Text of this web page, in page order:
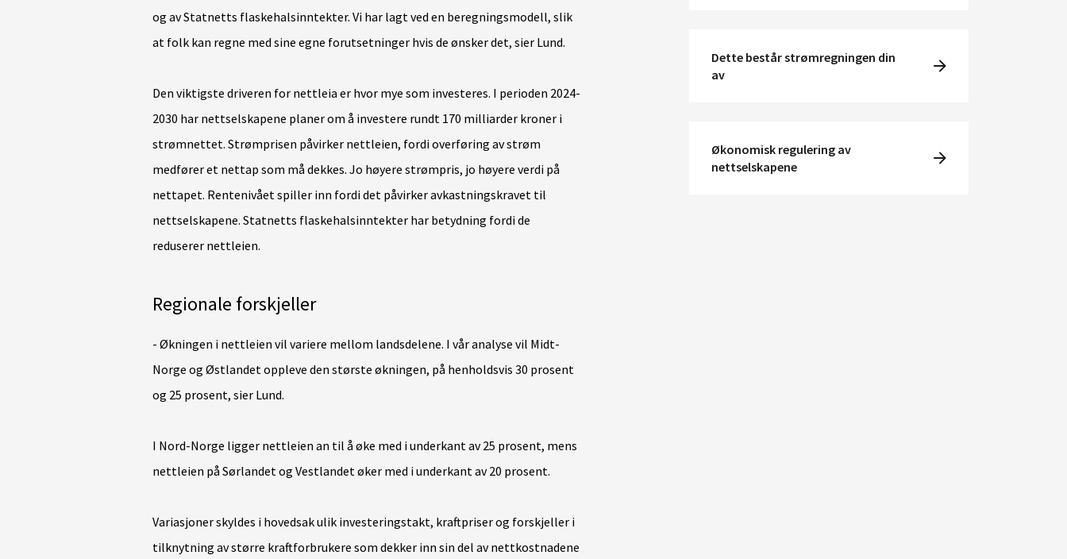
og av Statnetts flaskehalsinntekter. Vi har lagt ved en beregningsmodell, slik
at folk kan regne med sine egne forutsetninger hvis de ønsker det, sier Lund.
Den viktigste driveren for nettleia er hvor mye som investeres. I perioden 2024-
2030 har nettselskapene planer om å investere rundt 170 milliarder kroner i
strømnettet. Strømprisen påvirker nettleien, fordi overføring av strøm
medfører et nettap som må dekkes. Jo høyere strømpris, jo høyere verdi på
nettapet. Rentenivået spiller inn fordi det påvirker avkastningskravet til
nettselskapene. Statnetts flaskehalsinntekter har betydning fordi de
reduserer nettleien.
Regionale forskjeller
- Økningen i nettleien vil variere mellom landsdelene. I vår analyse vil Midt-
Norge og Østlandet oppleve den største økningen, på henholdsvis 30 prosent
og 25 prosent, sier Lund.
I Nord-Norge ligger nettleien an til å øke med i underkant av 25 prosent, mens
nettleien på Sørlandet og Vestlandet øker med i underkant av 20 prosent.
Variasjoner skyldes i hovedsak ulik investeringstakt, kraftpriser og forskjeller i
tilknytning av større kraftforbrukere som dekker inn sin del av nettkostnadene
Dette består strømregningen din
av
Økonomisk regulering av
nettselskapene